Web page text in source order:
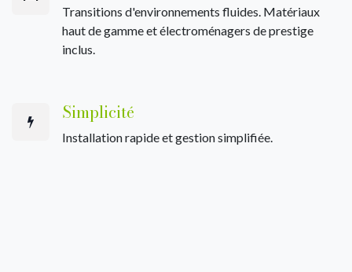
Transitions d'environnements fluides. Matériaux
haut de gamme et électroménagers de prestige
inclus.
Simplicité
Installation rapide et gestion simplifiée.